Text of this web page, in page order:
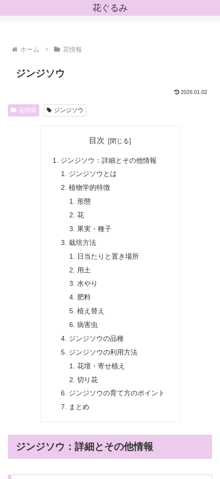
花ぐるみ
ホーム 花情報
ジンジソウ
2026.01.02
花情報 ジンジソウ
目次
ジンジソウ：詳細とその他情報
ジンジソウとは
植物学的特徴
形態
花
果実・種子
栽培方法
日当たりと置き場所
用土
水やり
肥料
植え替え
病害虫
ジンジソウの品種
ジンジソウの利用方法
花壇・寄せ植え
切り花
ジンジソウの育て方のポイント
まとめ
ジンジソウ：詳細とその他情報